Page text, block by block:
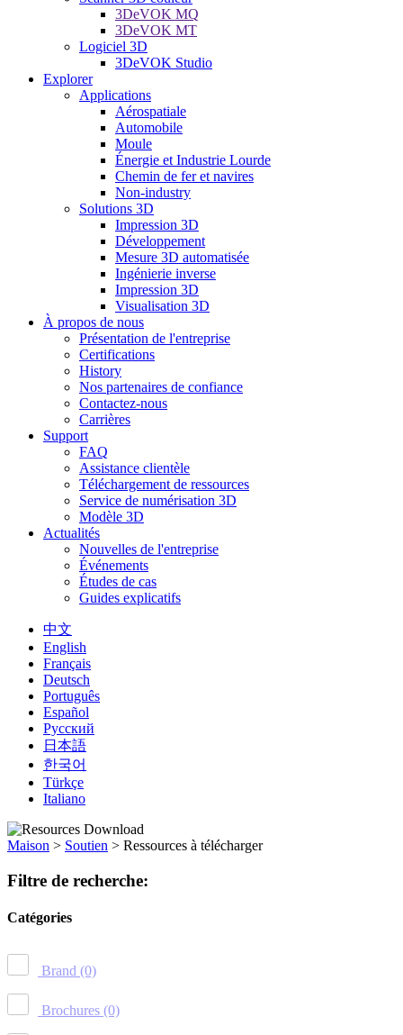
3DeVOK MQ
3DeVOK MT
Logiciel 3D
3DeVOK Studio
Explorer
Applications
Aérospatiale
Automobile
Moule
Énergie et Industrie Lourde
Chemin de fer et navires
Non-industry
Solutions 3D
Impression 3D
Développement
Mesure 3D automatisée
Ingénierie inverse
Impression 3D
Visualisation 3D
À propos de nous
Présentation de l'entreprise
Certifications
History
Nos partenaires de confiance
Contactez-nous
Carrières
Support
FAQ
Assistance clientèle
Téléchargement de ressources
Service de numérisation 3D
Modèle 3D
Actualités
Nouvelles de l'entreprise
Événements
Études de cas
Guides explicatifs
中文
English
Français
Deutsch
Português
Español
Русский
日本語
한국어
Türkçe
Italiano
Maison > Soutien > Ressources à télécharger
Filtre de recherche:
Catégories
Brand (0)
Brochures (0)